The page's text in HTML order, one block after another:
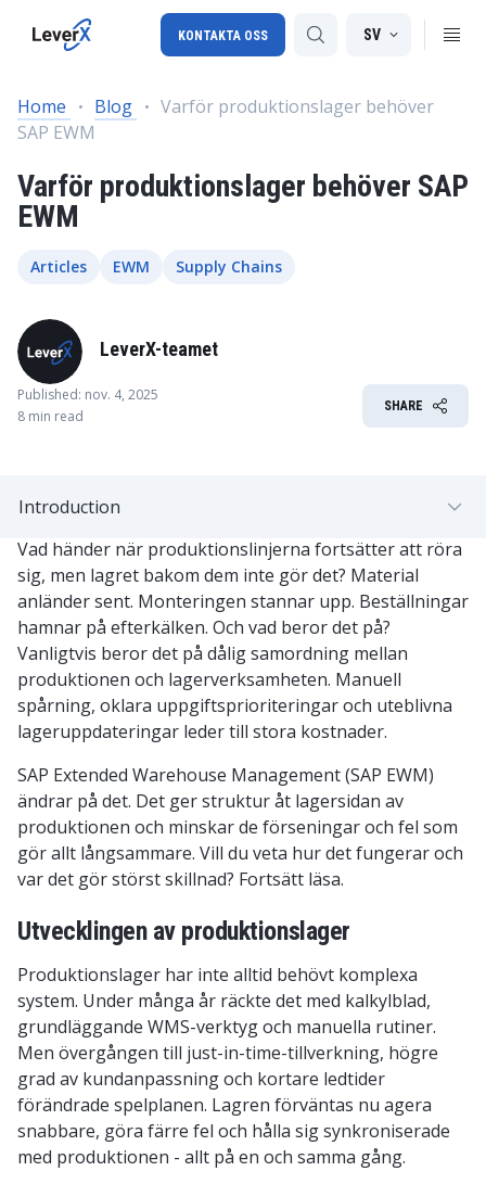
SAP Ariba
SAP EWM
SV
KONTAKTA OSS
Home Blog
Varför produktionslager behöver
SAP EWM
Varför produktionslager behöver SAP
EWM
Articles EWM Supply Chains
LeverX-teamet
Published: nov. 4, 2025
8 min read
SHARE
Vad händer när produktionslinjerna fortsätter att röra
sig, men lagret bakom dem inte gör det? Material
anländer sent. Monteringen stannar upp. Beställningar
hamnar på efterkälken. Och vad beror det på?
Vanligtvis beror det på dålig samordning mellan
produktionen och lagerverksamheten. Manuell
spårning, oklara uppgiftsprioriteringar och uteblivna
lageruppdateringar leder till stora kostnader.
SAP Extended Warehouse Management (SAP EWM)
ändrar på det. Det ger struktur åt lagersidan av
produktionen och minskar de förseningar och fel som
gör allt långsammare. Vill du veta hur det fungerar och
var det gör störst skillnad? Fortsätt läsa.
Utvecklingen av produktionslager
Produktionslager har inte alltid behövt komplexa
system. Under många år räckte det med kalkylblad,
grundläggande WMS-verktyg och manuella rutiner.
Men övergången till just-in-time-tillverkning, högre
grad av kundanpassning och kortare ledtider
förändrade spelplanen. Lagren förväntas nu agera
snabbare, göra färre fel och hålla sig synkroniserade
med produktionen - allt på en och samma gång.
Introduction